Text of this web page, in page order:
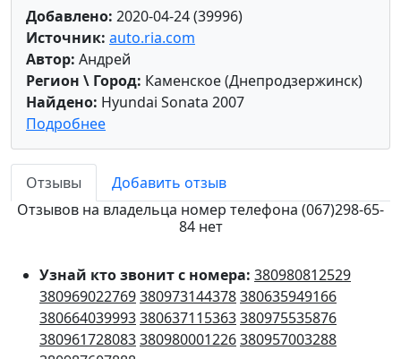
Добавлено: 2020-04-24 (39996)
Источник: auto.ria.com
Автор: Андрей
Регион \ Город: Каменское (Днепродзержинск)
Найдено: Hyundai Sonata 2007
Подробнее
Отзывы
Добавить отзыв
Отзывов на владельца номер телефона (067)298-65-
84 нет
Узнай кто звонит с номера: 380980812529
380969022769380973144378380635949166
380664039993380637115363380975535876
380961728083380980001226380957003288